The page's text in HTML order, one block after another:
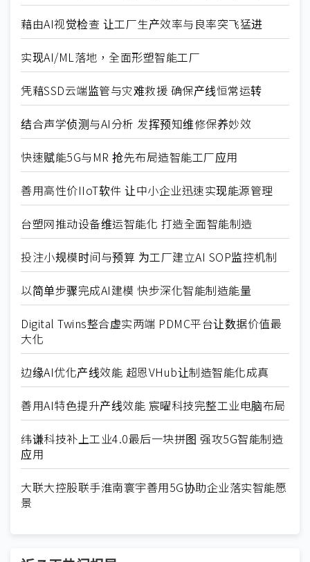
藉由AI视觉检查 让工厂生产效率与良率突飞猛进
实现AI/ML落地，全面形塑智能工厂
凭藉SSD云端监管与灾难救援 确保产线恒常运转
结合声学侦测与AI分析 发挥预知维修保养妙效
快速赋能5G与MR 抢先布局造智能工厂应用
善用高性价IIoT软件 让中小企业迅速实现能源管理
台塑网推动设备维运智能化 打造全面智能制造
投注小规模时间与预算 为工厂建立AI SOP监控机制
以简单步骤完成AI建模 快步深化智能制造能量
Digital Twins整合虚实两端 PDMC平台让数据价值最
大化
边缘AI优化产线效能 超恩VHub让制造智能化成真
善用AI特色提升产线效能 宸曜科技完整工业电脑布局
纬谦科技补上工业4.0最后一块拼图 强攻5G智能制造
应用
大联大控股联手淮南寰宇善用5G协助企业落实智能愿
景